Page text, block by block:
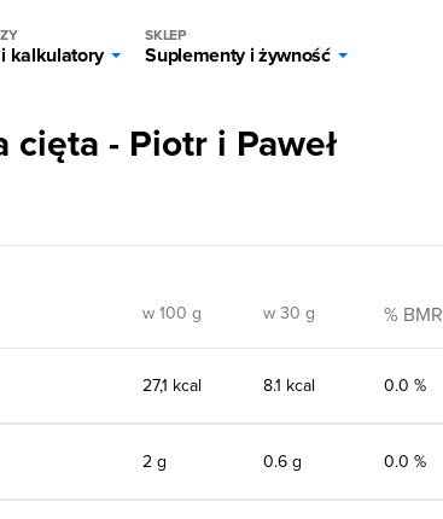
kalkulatory
SKLEP
Suplementy i żywność
cięta - Piotr i Paweł
w 100 g w 30 g % BMR
27,1 kcal 8.1 kcal 0.0 %
2 g 0.6 g 0.0 %